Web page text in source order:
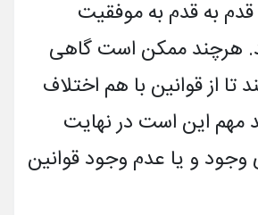
به قدم به موفقیت
هر­چند ممکن است گاهی
تا از قوانین با هم اختلاف
مهم این است در نهایت
وجود و یا عدم وجود قوانین